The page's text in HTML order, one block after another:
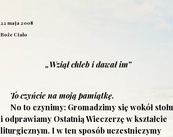
22 maja 2008
Boże Ciało
„Wziął chleb i dawał im”
To czyńcie na moją pamiątkę.
No to czynimy: Gromadzimy się wokół stołu
i odprawiamy Ostatnią Wieczerzę w kształcie
liturgicznym. I w ten sposób uczestniczymy